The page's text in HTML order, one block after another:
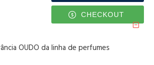
CHECKOUT
OUDO da linha de perfumes